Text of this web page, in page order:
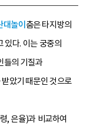
대놀이 춤은 타지방의
있다. 이는 궁중의
들의 기질과
았기 때문인 것으로
, 은율)과 비교하여